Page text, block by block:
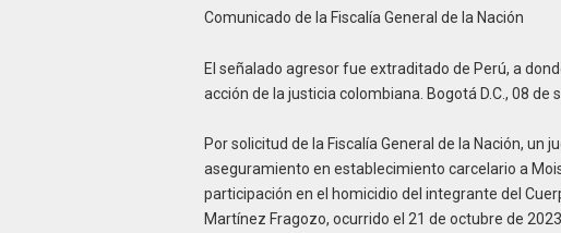
Comunicado de la Fiscalía General de la Nación
El señalado agresor fue extraditado de Perú, a
acción de la justicia colombiana. Bogotá D.C., 08 de
Por solicitud de la Fiscalía General de la Nación,
aseguramiento en establecimiento carcelario a
participación en el homicidio del integrante del
Martínez Fragozo, ocurrido el 21 de octubre de